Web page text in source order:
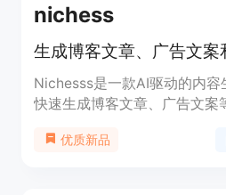
nichess
生成博客文章、广告文案
Nichesss是一款AI驱动的内容
快速生成博客文章、广告文案
写出所需的内容。Nichesss提
优质新品